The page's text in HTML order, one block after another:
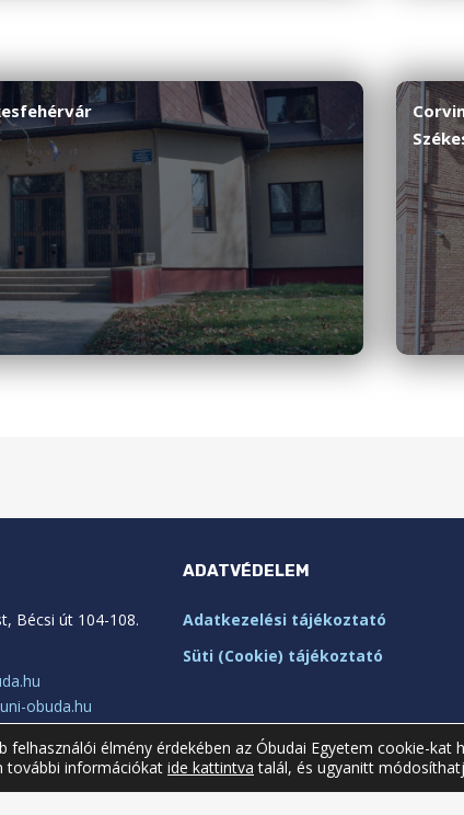
Bécsi út 104-108.
obuda.hu
ADATVÉDELEM
Adatkezelési tájékoztató
Süti (Cookie) tájékoztató
élmény érdekében az Óbudai Egyetem cookie-kat
további információkat ide kattintva talál, és ugyanitt